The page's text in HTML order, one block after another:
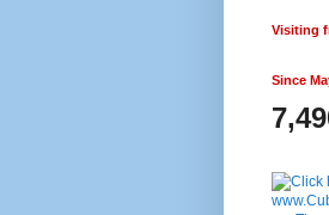
Visiting
Since